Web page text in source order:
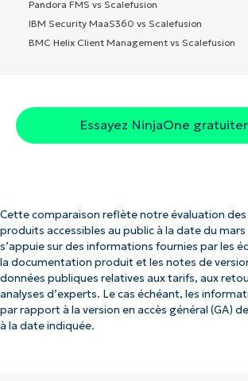
Pandora FMS vs Scalefusion
IBM Security MaaS360 vs Scalefusion
BMC Helix Client Management vs Scalefusion
Essayez NinjaOne
Cette comparaison reflète notre évaluation
produits accessibles au public à la date du
s’appuie sur des informations fournies par les
la documentation produit et les notes de
données publiques relatives aux tarifs, aux
analyses d’experts. Le cas échéant, les
par rapport à la version en accès général (GA)
à la date indiquée.